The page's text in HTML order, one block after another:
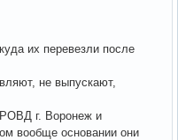
их перевезли после
не выпускают,
г. Воронеж и
вообще основании они